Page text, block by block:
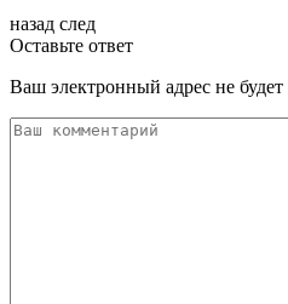
назад след
Оставьте ответ
Ваш электронный адрес не